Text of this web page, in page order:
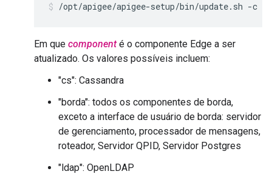
/opt/apigee/apigee-setup/bin/update.sh -c
Em que componenté o componente Edge a ser
atualizado. Os valores possíveis incluem:
"cs": Cassandra
"borda": todos os componentes de borda,
exceto a interface de usuário de borda: servidor
de gerenciamento, processador de mensagens,
roteador, Servidor QPID, Servidor Postgres
"ldap": OpenLDAP